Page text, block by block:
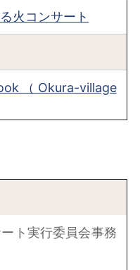
火コンサート
（Okura-village
ト実行委員会事務